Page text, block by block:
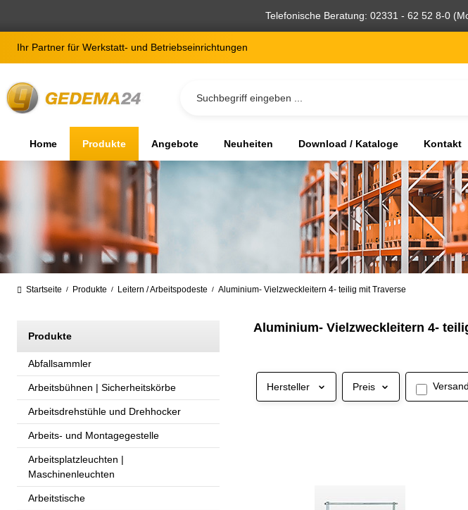
Telefonische Beratung: 02331 - 62 52 8-0
Ihr Partner für Werkstatt- und Betriebseinrichtungen
Home Produkte Angebote Neuheiten Download / Kataloge Kontakt
Startseite / Produkte / Leitern / Arbeitspodeste / Aluminium- Vielzweckleitern 4- teilig mit Traverse
Produkte
Abfallsammler
Arbeitsbühnen | Sicherheitskörbe
Arbeitsdrehstühle und Drehhocker
Arbeits- und Montagegestelle
Arbeitsplatzleuchten |
Maschinenleuchten
Arbeitstische
Aluminium- Vielzweckleitern 4-
Hersteller Preis Filter